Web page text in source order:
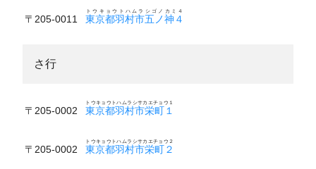
〒205-0011 東京都羽村市五ノ神４
トウキョウトハムラシゴノカミ４
さ行
〒205-0002 東京都羽村市栄町１
トウキョウトハムラシサカエチョウ１
〒205-0002 東京都羽村市栄町２
トウキョウトハムラシサカエチョウ２